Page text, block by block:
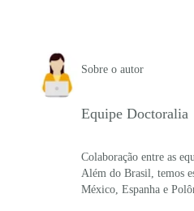
Sobre o autor
Equipe Doctoralia
Colaboração entre as
Além do Brasil, temos
México, Espanha e